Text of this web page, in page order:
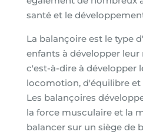
santé et le
La balançoire est le type
enfants à développer
c'est-à-dire à développer
locomotion, d'équilibre
Les balançoires
la force musculaire et la
balancer sur un siège de